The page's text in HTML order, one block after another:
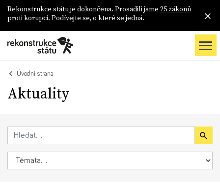
Rekonstrukce státu je dokončena. Prosadili jsme 25 zákonů
proti korupci. Podívejte se, o které se jedná.
Úvodní strana
Aktuality